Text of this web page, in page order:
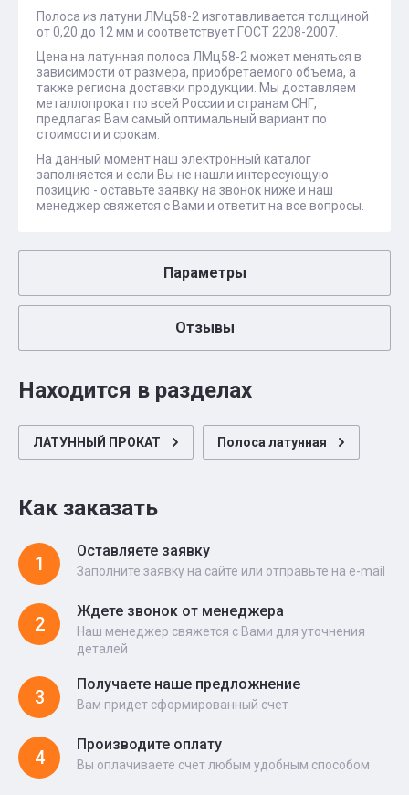
Полоса из латуни ЛМц58-2 изготавливается толщиной
от 0,20 до 12 мм и соответствует ГОСТ 2208-2007.
Цена на латунная полоса ЛМц58-2 может меняться в
зависимости от размера, приобретаемого объема, а
также региона доставки продукции. Мы доставляем
металлопрокат по всей России и странам СНГ,
предлагая Вам самый оптимальный вариант по
стоимости и срокам.
На данный момент наш электронный каталог
заполняется и если Вы не нашли интересующую
позицию - оставьте заявку на звонок ниже и наш
менеджер свяжется с Вами и ответит на все вопросы.
Параметры
Отзывы
Находится в разделах
ЛАТУННЫЙ ПРОКАТ Полоса латунная
Как заказать
1
Оставляете заявку
Заполните заявку на сайте или отправьте на e-mail
2
Ждете звонок от менеджера
Наш менеджер свяжется с Вами для уточнения
деталей
3
Получаете наше предложнение
Вам придет сформированный счет
4
Производите оплату
Вы оплачиваете счет любым удобным способом